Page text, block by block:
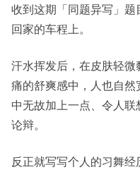
收到这期「同题异写」
回家的车程上。
汗水挥发后，在皮肤轻
痛的舒爽感中，人也自
中无故加上一点、令人
论辩。
反正就写写个人的习舞经